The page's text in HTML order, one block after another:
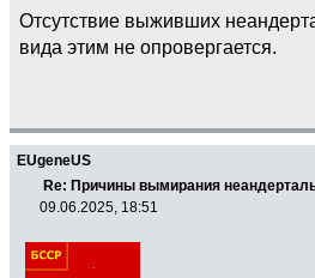
Отсутствие выживших
вида этим не опровергается.
EUgeneUS
Re: Причины вымирания
09.06.2025, 18:51